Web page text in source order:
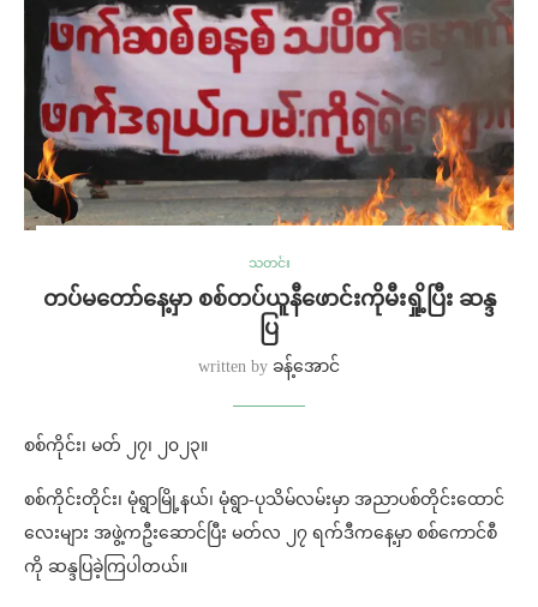
သတင်း
တပ်မတော်နေ့မှာ စစ်တပ်ယူနီဖောင်းကိုမီးရှို့ပြီး ဆန္ဒ
ပြ
written by ခန့်အောင်
စစ်ကိုင်း၊ မတ် ၂၇၊ ၂၀၂၃။
စစ်ကိုင်းတိုင်း၊ မုံရွာမြို့နယ်၊ မုံရွာ-ပုသိမ်လမ်းမှာ အညာပစ်တိုင်းထောင်
လေးများ အဖွဲ့ကဦးဆောင်ပြီး မတ်လ ၂၇ ရက်ဒီကနေ့မှာ စစ်ကောင်စီ
ကို ဆန္ဒပြခဲ့ကြပါတယ်။